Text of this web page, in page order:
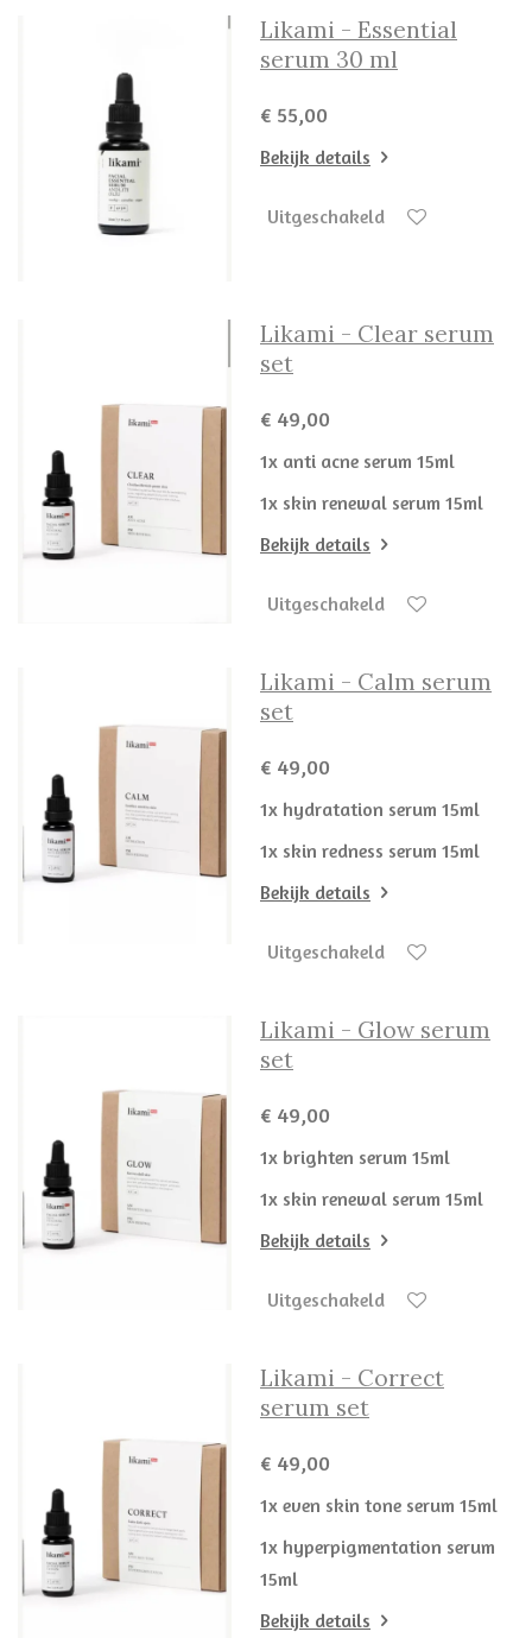
Likami - Essential
serum 30 ml
€ 55,00
Bekijk details
Uitgeschakeld
Likami - Clear serum
set
€ 49,00
1x anti acne serum 15ml
1x skin renewal serum 15ml
Bekijk details
Uitgeschakeld
Likami - Calm serum
set
€ 49,00
1x hydratation serum 15ml
1x skin redness serum 15ml
Bekijk details
Uitgeschakeld
Likami - Glow serum
set
€ 49,00
1x brighten serum 15ml
1x skin renewal serum 15ml
Bekijk details
Uitgeschakeld
Likami - Correct
serum set
€ 49,00
1x even skin tone serum 15ml
1x hyperpigmentation serum
15ml
Bekijk details